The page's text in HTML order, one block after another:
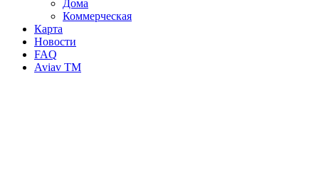
Дома
Коммерческая
Карта
Новости
FAQ
Aviav TM